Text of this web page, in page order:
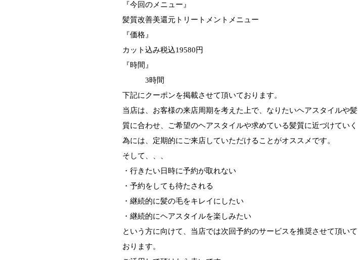
『今回のメニュー』
髪質改善美還元トリートメントメニュー
『価格』
カット込み税込19580円
『時間』
3時間
下記にクーポンを掲載させて頂いております。
当店は、お客様の来店周期を考えた上で、なりたいヘアスタイルや髪
質に合わせ、ご希望のヘアスタイルや求めている髪質に近づけていく
為には、定期的にご来店していただけることがオススメです。
そして、、、
・行きたい日時に予約が取れない
・予約をしても待たされる
・継続的に髪の毛をキレイにしたい
・継続的にヘアスタイルを楽しみたい
という方に向けて、当店では次回予約のサービスを推奨させて頂いて
おります。